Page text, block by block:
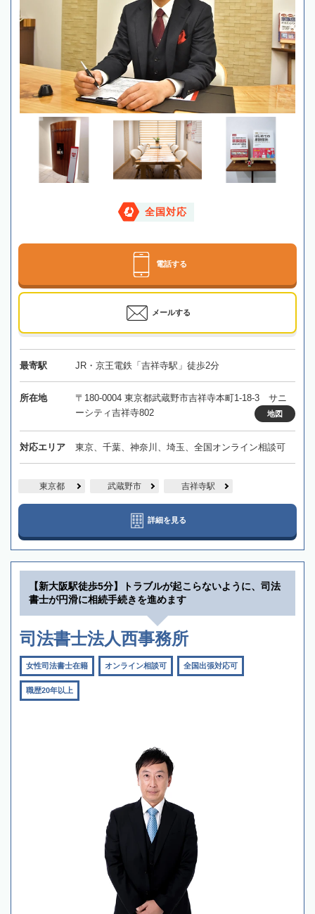
全国対応
電話する
メールする
最寄駅 JR・京王電鉄「吉祥寺駅」徒歩2分
所在地
〒180-0004 東京都武蔵野市吉祥寺本町1-18-3 サニ
ーシティ吉祥寺802
地図
対応エリア 東京、千葉、神奈川、埼玉、全国オンライン相談可
東京都 武蔵野市 吉祥寺駅
詳細を見る
【新大阪駅徒歩5分】トラブルが起こらないように、司法
書士が円滑に相続手続きを進めます
司法書士法人西事務所
女性司法書士在籍 オンライン相談可 全国出張対応可
職歴20年以上